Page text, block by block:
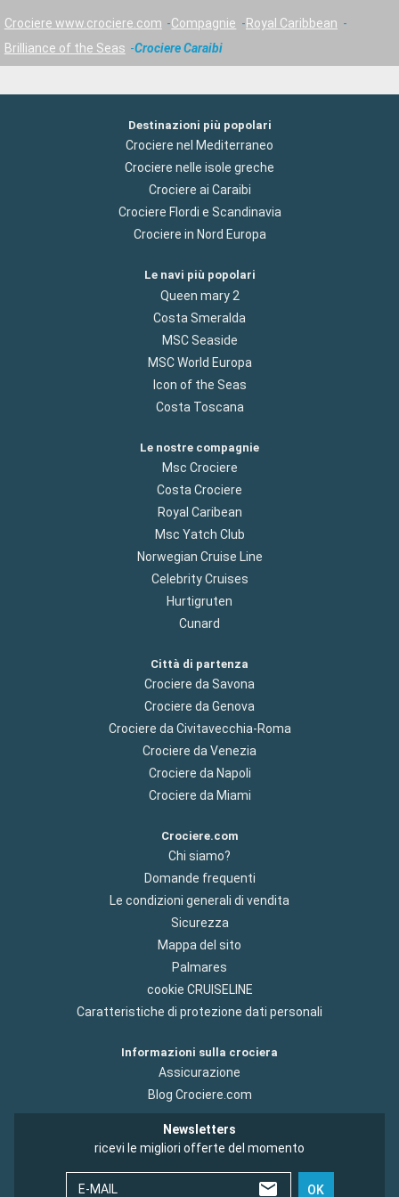
Crociere www.crociere.com Compagnie
Royal Caribbean
Brilliance of the Seas
Crociere Caraibi
Destinazioni più popolari
Crociere nel Mediterraneo
Crociere nelle isole greche
Crociere ai Caraibi
Crociere Flordi e Scandinavia
Crociere in Nord Europa
Le navi più popolari
Queen mary 2
Costa Smeralda
MSC Seaside
MSC World Europa
Icon of the Seas
Costa Toscana
Le nostre compagnie
Msc Crociere
Costa Crociere
Royal Caribean
Msc Yatch Club
Norwegian Cruise Line
Celebrity Cruises
Hurtigruten
Cunard
Città di partenza
Crociere da Savona
Crociere da Genova
Crociere da Civitavecchia-Roma
Crociere da Venezia
Crociere da Napoli
Crociere da Miami
Crociere.com
Chi siamo?
Domande frequenti
Le condizioni generali di vendita
Sicurezza
Mappa del sito
Palmares
cookie CRUISELINE
Caratteristiche di protezione dati personali
Informazioni sulla crociera
Assicurazione
Blog Crociere.com
Newsletters
ricevi le migliori offerte del momento
E-MAIL OK